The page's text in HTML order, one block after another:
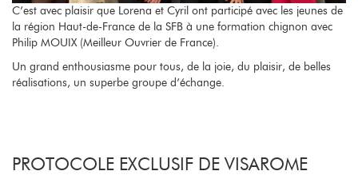
C’est avec plaisir que Lorena et Cyril ont participé avec les jeunes de
la région Haut-de-France de la SFB à une formation chignon avec
Philip MOUIX (Meilleur Ouvrier de France).
Un grand enthousiasme pour tous, de la joie, du plaisir, de belles
réalisations, un superbe groupe d’échange.
PROTOCOLE EXCLUSIF DE VISAROME